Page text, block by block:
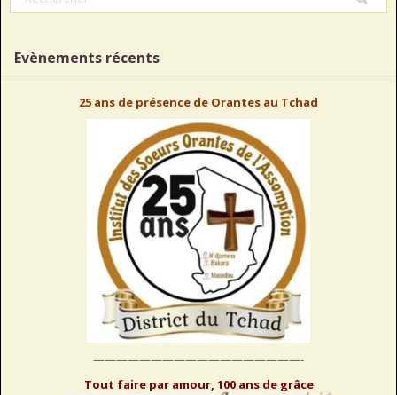
Evènements récents
25 ans de présence de Orantes au Tchad
——————————————————-
Tout faire par amour, 100 ans de grâce